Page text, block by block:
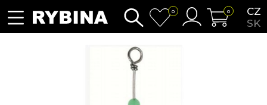
CZ
SK
0 0